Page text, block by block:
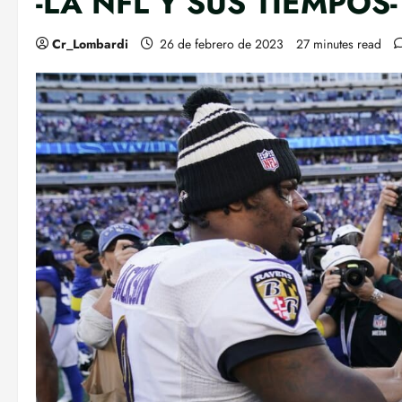
Cr_Lombardi 26 de febrero de 2023 27 minutes read